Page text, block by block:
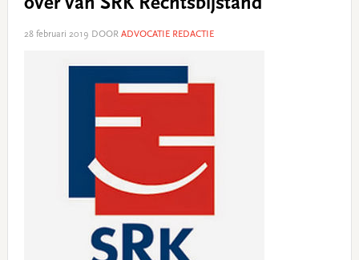
over van SRK Rechtsbijstand
28 februari 2019 DOOR ADVOCATIE REDACTIE